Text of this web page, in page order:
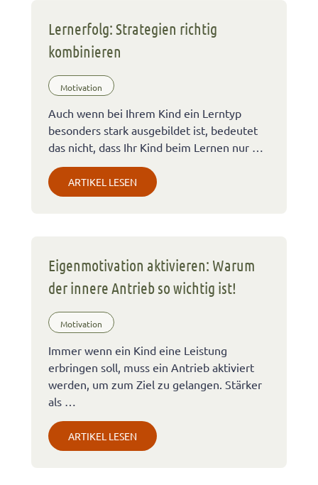
Lernerfolg: Strategien richtig
kombinieren
Motivation
Auch wenn bei Ihrem Kind ein Lerntyp
besonders stark ausgebildet ist, bedeutet
das nicht, dass Ihr Kind beim Lernen nur …
ARTIKEL LESEN
Eigenmotivation aktivieren: Warum
der innere Antrieb so wichtig ist!
Motivation
Immer wenn ein Kind eine Leistung
erbringen soll, muss ein Antrieb aktiviert
werden, um zum Ziel zu gelangen. Stärker
als …
ARTIKEL LESEN